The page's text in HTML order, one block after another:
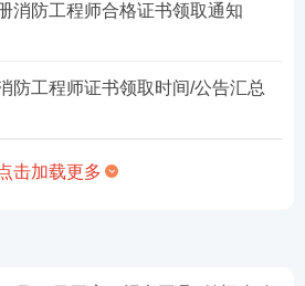
消防工程师合格证书领取通知
防工程师证书领取时间/公告汇总
击加载更多